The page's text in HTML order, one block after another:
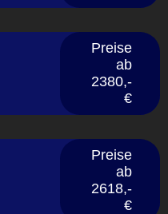
Preise
ab
2380,-
€
Preise
ab
2618,-
€